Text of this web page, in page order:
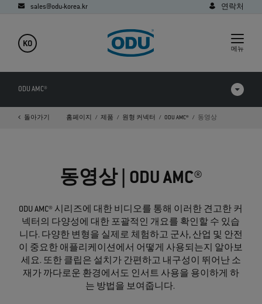
sales@odu-korea.kr 연락처
KO
메뉴
ODU AMC®
제품 비교
FAQ
돌아가기 홈페이지 제품 원형 커넥터 ODU AMC® 동영상
동영상 | ODU AMC®
ODU AMC® 시리즈에 대한 비디오를 통해 이러한 견고한 커
넥터의 다양성에 대한 포괄적인 개요를 확인할 수 있습
니다. 다양한 변형을 실제로 체험하고 군사, 산업 및 안전
이 중요한 애플리케이션에서 어떻게 사용되는지 알아보
세요. 또한 클립은 설치가 간편하고 내구성이 뛰어난 소
재가 까다로운 환경에서도 인서트 사용을 용이하게 하
는 방법을 보여줍니다.